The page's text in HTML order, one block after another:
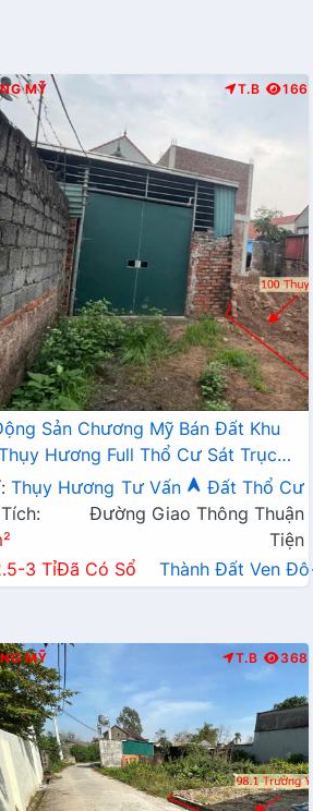
MỸ T.B 166
Sản Chương Mỹ Bán Đất Khu
Hương Full Thổ Cư Sát Trục
Kinh Doanh Liên Xã
Thụy Hương Tư Vấn
Đất Thổ Cư
Đường Giao Thông Thuận
Tiện
3 TỉĐã Có Sổ Thành Đất Ven
MỸ T.B 368